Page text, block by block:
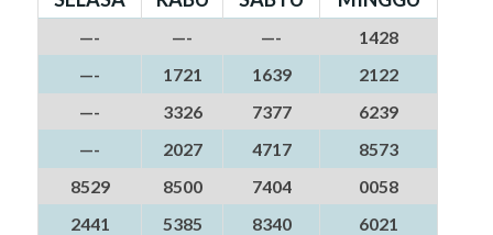
—- —- —-
1428
—-
1721 1639
2122
—-
3326 7377
6239
—-
2027 4717
8573
8529
8500 7404
0058
2441
5385 8340
6021